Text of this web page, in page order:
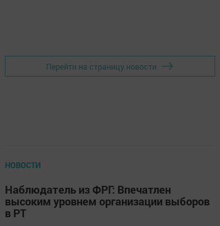
Перейти на страницу новости
НОВОСТИ
Наблюдатель из ФРГ: Впечатлен
высоким уровнем организации выборов
в РТ